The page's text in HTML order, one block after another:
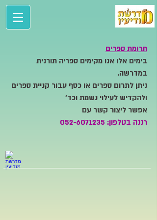
תרומת ספרים
בימים אלו אנו מקימים ספריה תורנית
במדרשה.
ניתן לתרום ספרים או כסף עבור קניית ספרים
ולהקדיש לעילוי נשמת וכד'
אפשר ליצור קשר עם
רננה בטלפון: 052-6071235